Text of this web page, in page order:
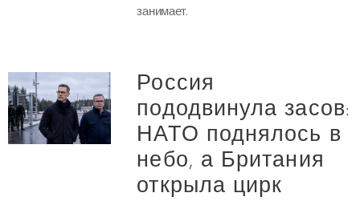
занимает.
Россия
пододвинула засов:
НАТО поднялось в
небо, а Британия
открыла цирк